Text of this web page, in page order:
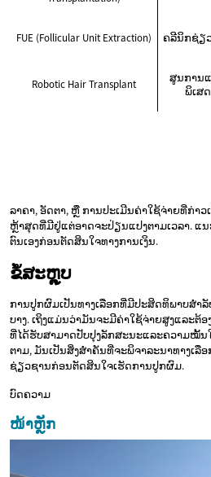
FUE (Follicular Unit Extraction) ຄລີນິກຊ່ຽ
Robotic Hair Transplant
ສູນການ
ພິເສດ
ລາຄາ, ອັດຕາ, ຫຼື ການປະເມີນຄ່າໃຊ້ຈ່າຍທີ່ກ່າ
ຫຼ້າສຸດທີ່ມີຢູ່ແຕ່ອາດຈະປ່ຽນແປງຕາມເວລາ. ແ
ຕົນເອງກ່ອນຕັດສິນໃຈທາງການເງິນ.
ຂໍ້ສະຫຼຸບ
ການປູກຜົມເປັນທາງເລືອກທີ່ມີປະສິດທິພາບສ
ບາງ. ເຖິງແມ່ນວ່າມັນຈະມີຄ່າໃຊ້ຈ່າຍສູງແລະຕ້
ທີ່ໄດ້ຮັບສາມາດປັບປຸງລັກສະນະແລະຄວາມໝັ້ນ
ຕາມ, ມັນເປັນສິ່ງສຳຄັນທີ່ຈະພິຈາລະນາທາງເ
ຊ່ຽວຊານກ່ອນຕັດສິນໃຈເຮັດການປູກຜົມ.
ບົດຄວາມ
ໜ້າຫຼັກ